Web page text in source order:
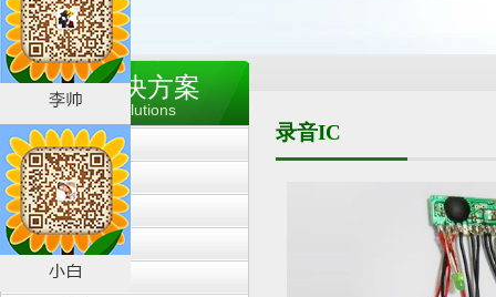
产品及解决方案
Products and Solutions
语音IC
音乐IC
录音IC
闪灯IC
触摸IC
录音IC